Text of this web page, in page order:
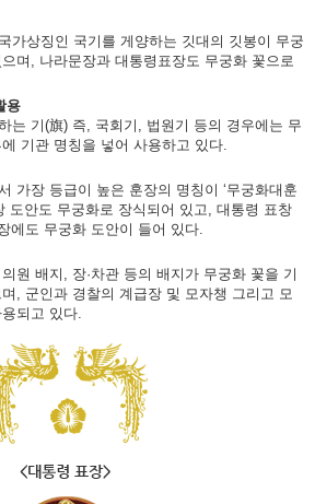
가상징인 국기를 게양하는 깃대의 깃봉이 무궁
며, 나라문장과 대통령표장도 무궁화 꽃으로
용
는 기(旗) 즉, 국회기, 법원기 등의 경우에는 무
기관 명칭을 넣어 사용하고 있다.
가장 등급이 높은 훈장의 명칭이 ‘무궁화대훈
도안도 무궁화로 장식되어 있고, 대통령 표창
에도 무궁화 도안이 들어 있다.
원 배지, 장·차관 등의 배지가 무궁화 꽃을 기
, 군인과 경찰의 계급장 및 모자챙 그리고 모
되고 있다.